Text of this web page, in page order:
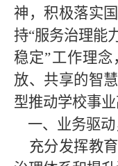
神，积极落实
持“服务治理能
稳定”工作理
放、共享的智
型推动学校事业
一、业务驱动
充分发挥教